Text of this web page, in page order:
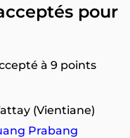
pour
à 9 points
(Vientiane)
Prabang